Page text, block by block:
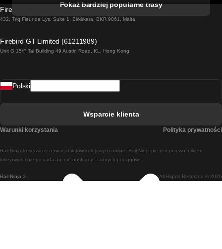
Pociąg Dublin - Galway
Pociąg Rzym - Neapol
Pociąg Madryt - Lizbona
Pociąg Madryt - Barcelona
Pokaż bardziej popularne trasy
Firebird GT Limited (OC 1451)
432, Triq Fleur de Lys, Suite 1, Birkirkara, BKR 9061, Malta
Firebird GT Limited (61211989)
Unit G 15/F Tal Building 49 Austin Road, KL, Hong Kong
Rail Ninja ® All Rights Reserved © 2026
Rail Ninja to serwis rezerwacji biletów kolejowych online. Rail Ninja nie jest przewoźnikiem
kolejowym i nie posiada ani nie obsługuje żadnych pociągów.
Polski
Wsparcie klienta
Warunki korzystania Polityka prywatności